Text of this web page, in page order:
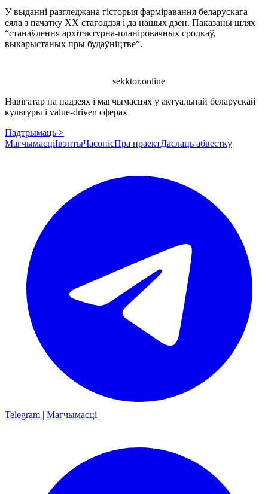
У выданні разгледжана гісторыя фарміравання беларускага
сяла з пачатку ХХ стагоддзя і да нашых дзён. Паказаны шлях
“станаўлення архітэктурна-планіровачных сродкаў,
выкарыстаных пры будаўніцтве”.
sekktor.online
Навігатар па падзеях і магчымасцях у актуальнай беларускай
культуры і value-driven сферах
Падтрымаць >
МагчымасціІвэнтыЧасопісПра праектДаслаць абвестку
Telegram | Магчымасці